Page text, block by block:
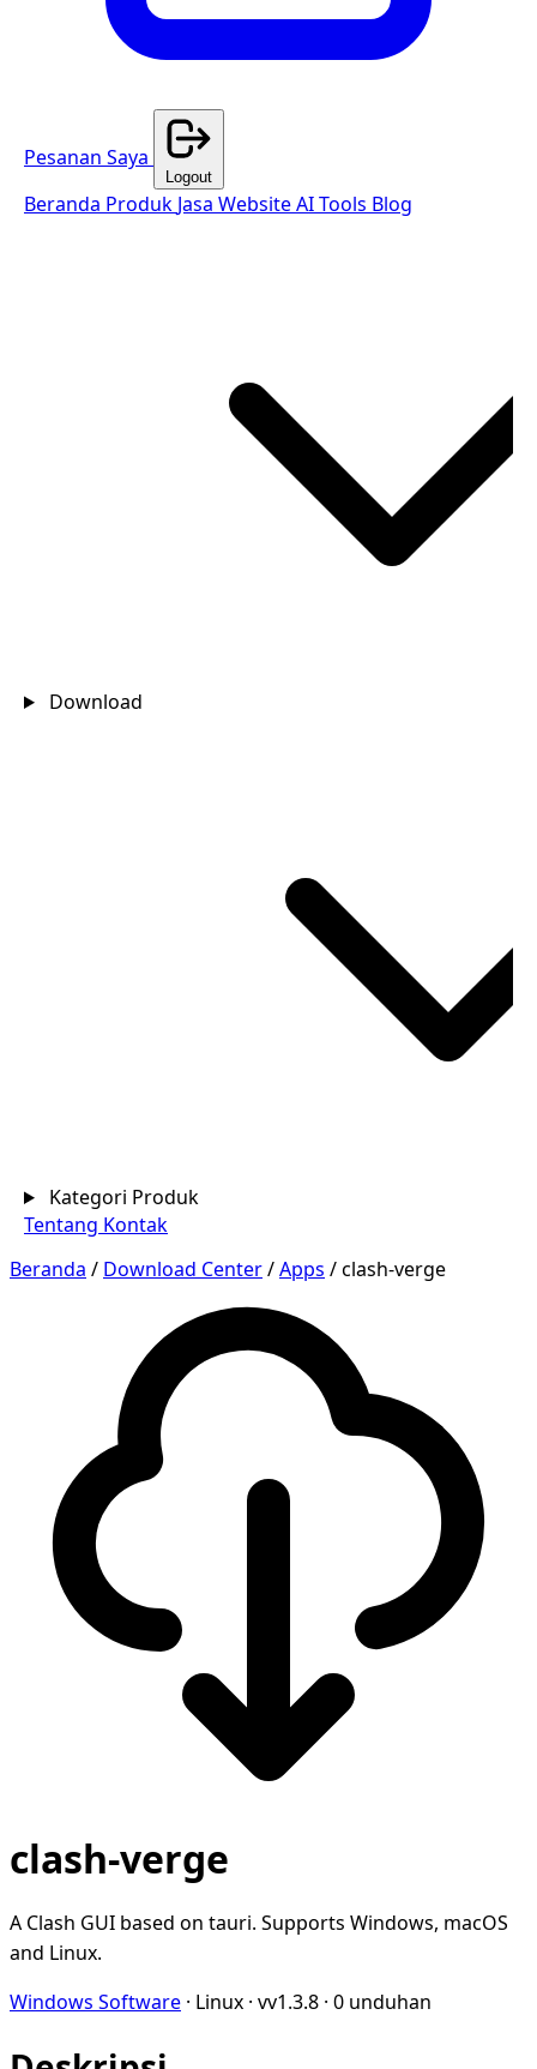
Pesanan Saya
Logout
Beranda Produk Jasa WebsiteAI Tools Blog
Download
Kategori Produk
Tentang Kontak
Beranda / Download Center/Apps /clash-verge
clash-verge
A Clash GUI based on tauri. Supports Windows, macOS
and Linux.
Windows Software · Linux · vv1.3.8 · 0 unduhan